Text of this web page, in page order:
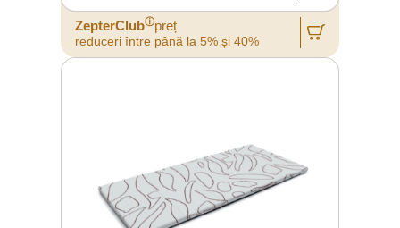
ZepterClubⓘpreț
reduceri între până la 5% și 40%